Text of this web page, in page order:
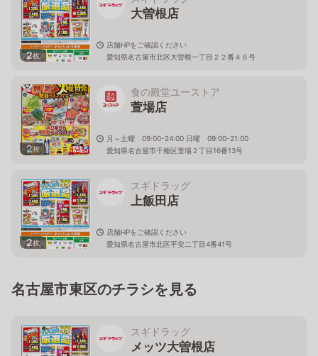
2枚
大曽根店
店舗HPをご確認ください
愛知県名古屋市北区大曽根一丁目２２番４６号
2枚
食の殿堂ユーストア
萱場店
月～土曜 09:00-24:00 日曜 09:00-21:00
愛知県名古屋市千種区萱場２丁目16番13号
2枚
スギドラッグ
上飯田店
店舗HPをご確認ください
愛知県名古屋市北区平安二丁目4番41号
名古屋市東区のチラシを見る
スギドラッグ
メッツ大曽根店